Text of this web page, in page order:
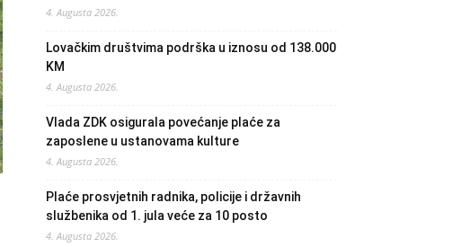
4. Augusta 2026.
Lovačkim društvima podrška u iznosu od 138.000
KM
4. Augusta 2026.
Vlada ZDK osigurala povećanje plaće za
zaposlene u ustanovama kulture
4. Augusta 2026.
Plaće prosvjetnih radnika, policije i državnih
službenika od 1. jula veće za 10 posto
4. Augusta 2026.